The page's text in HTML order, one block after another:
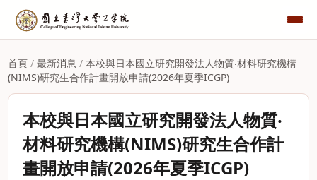
首頁 /最新消息 /本校與日本國立研究開發法人物質‧材料研究機構
(NIMS)研究生合作計畫開放申請(2026年夏季ICGP)
本校與日本國立研究開發法人物質‧
材料研究機構(NIMS)研究生合作計
畫開放申請(2026年夏季ICGP)